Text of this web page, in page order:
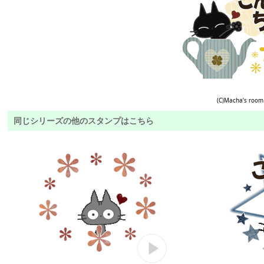
(C)Macha’s
同じシリーズの他のスタンプはこちら